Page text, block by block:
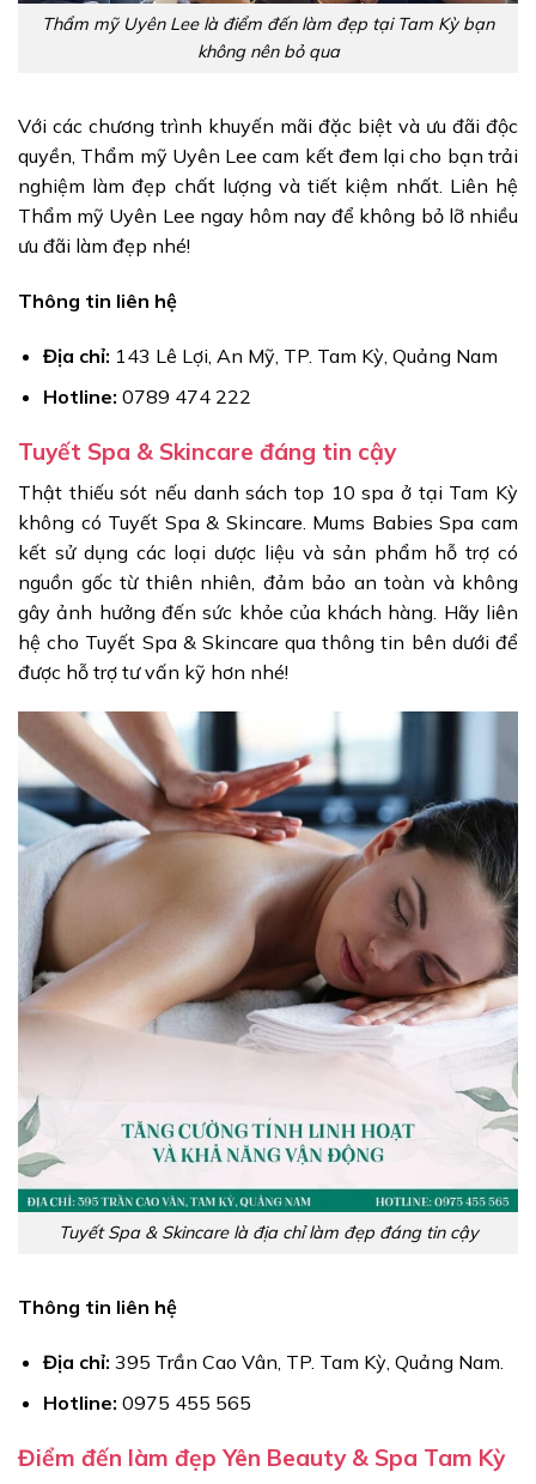
Thẩm mỹ Uyên Lee là điểm đến làm đẹp tại Tam Kỳ bạn
không nên bỏ qua
Với các chương trình khuyến mãi đặc biệt và ưu đãi độc
quyền, Thẩm mỹ Uyên Lee cam kết đem lại cho bạn trải
nghiệm làm đẹp chất lượng và tiết kiệm nhất. Liên hệ
Thẩm mỹ Uyên Lee ngay hôm nay để không bỏ lỡ nhiều
ưu đãi làm đẹp nhé!
Thông tin liên hệ
Địa chỉ: 143 Lê Lợi, An Mỹ, TP. Tam Kỳ, Quảng Nam
Hotline: 0789 474 222
Tuyết Spa & Skincare đáng tin cậy
Thật thiếu sót nếu danh sách top 10 spa ở tại Tam Kỳ
không có Tuyết Spa & Skincare. Mums Babies Spa cam
kết sử dụng các loại dược liệu và sản phẩm hỗ trợ có
nguồn gốc từ thiên nhiên, đảm bảo an toàn và không
gây ảnh hưởng đến sức khỏe của khách hàng. Hãy liên
hệ cho Tuyết Spa & Skincare qua thông tin bên dưới để
được hỗ trợ tư vấn kỹ hơn nhé!
Tuyết Spa & Skincare là địa chỉ làm đẹp đáng tin cậy
Thông tin liên hệ
Địa chỉ: 395 Trần Cao Vân, TP. Tam Kỳ, Quảng Nam.
Hotline: 0975 455 565
Điểm đến làm đẹp Yên Beauty & Spa Tam Kỳ